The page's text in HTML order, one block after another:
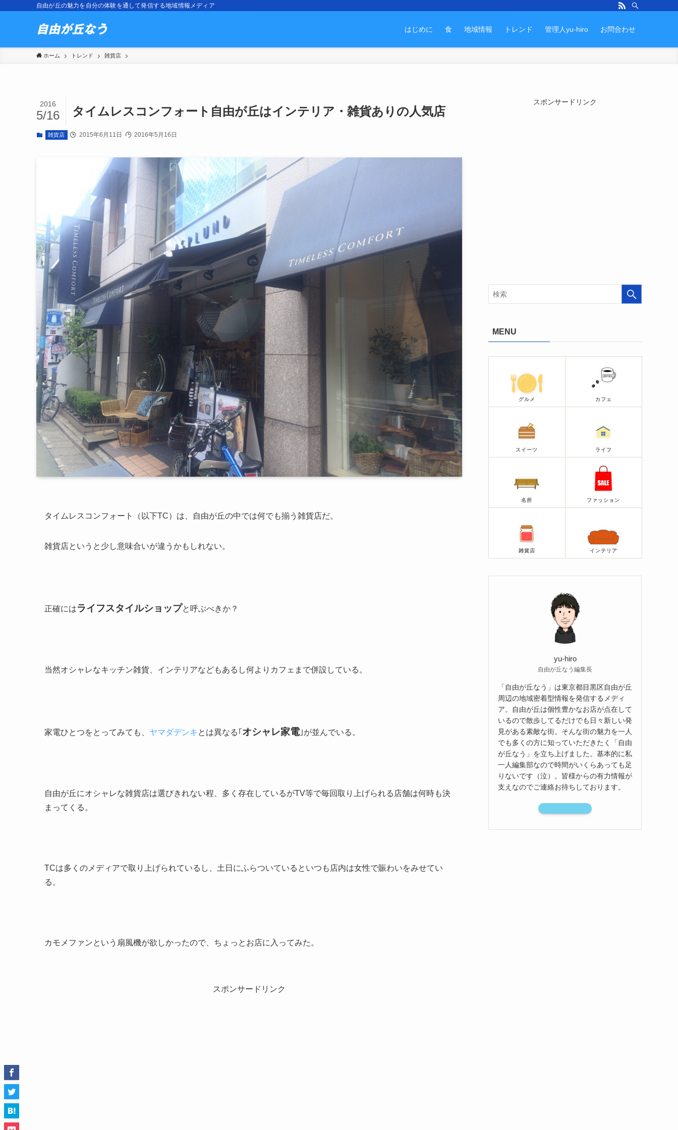
自由が丘の魅力を自分の体験を通して発信する地域情報メディア
はじめに 食 地域情報 トレンド 管理人yu-hiro お問合わせ
ホーム トレンド 雑貨店
タイムレスコンフォート自由が丘はインテリア・雑貨ありの人気店
2016
5/16
雑貨店 2015年6月11日 2016年5月16日
タイムレスコンフォート（以下TC）は、自由が丘の中では何でも揃う雑貨店だ。
雑貨店というと少し意味合いが違うかもしれない。
正確にはライフスタイルショップと呼ぶべきか？
当然オシャレなキッチン雑貨、インテリアなどもあるし何よりカフェまで併設している。
家電ひとつをとってみても、 ヤマダデンキ とは異なる｢ オシャレ家電｣が並んでいる。
自由が丘にオシャレな雑貨店は選びきれない程、多く存在しているがTV等で毎回取り上げられる店舗は何時も決
まってくる。
TCは多くのメディアで取り上げられているし、土日にふらついているといつも店内は女性で賑わいをみせてい
る。
カモメファンという扇風機が欲しかったので、ちょっとお店に入ってみた。
スポンサードリンク
スポンサードリンク
MENU
グルメ カフェ
スイーツ ライフ
名所 ファッション
雑貨店 インテリア
yu-hiro
自由が丘なう編集長
「自由が丘なう」は東京都目黒区自由が丘
周辺の地域密着型情報を発信するメディ
ア。自由が丘は個性豊かなお店が点在して
いるので散歩してるだけでも日々新しい発
見がある素敵な街。そんな街の魅力を一人
でも多くの方に知っていただきたく「自由
が丘なう」を立ち上げました。基本的に私
一人編集部なので時間がいくらあっても足
りないです（泣）。皆様からの有力情報が
支えなのでご連絡お待ちしております。